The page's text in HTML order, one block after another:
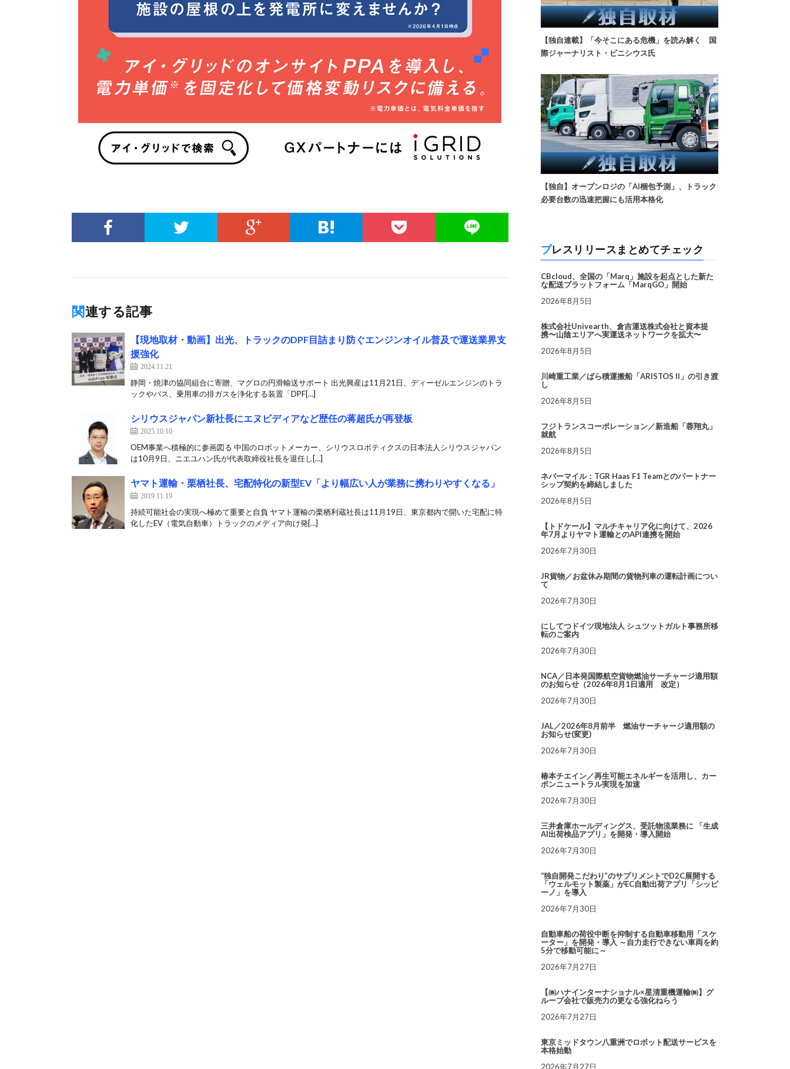
関連する記事
【現地取材・動画】出光、トラックのDPF目詰まり防ぐエンジンオイル普及で運送業界支
援強化
2024.11.21
静岡・焼津の協同組合に寄贈、マグロの円滑輸送サポート 出光興産は11月21日、ディーゼルエンジンのトラ
ックやバス、乗用車の排ガスを浄化する装置「DPF[…]
シリウスジャパン新社長にエヌビディアなど歴任の蒋超氏が再登板
2025.10.10
OEM事業へ積極的に参画図る 中国のロボットメーカー、シリウスロボティクスの日本法人シリウスジャパン
は10月9日、ニエユハン氏が代表取締役社長を退任し[…]
ヤマト運輸・栗栖社長、宅配特化の新型EV「より幅広い人が業務に携わりやすくなる」
2019.11.19
持続可能社会の実現へ極めて重要と自負 ヤマト運輸の栗栖利蔵社長は11月19日、東京都内で開いた宅配に特
化したEV（電気自動車）トラックのメディア向け発[…]
【独自連載】「今そこにある危機」を読み解く 国
際ジャーナリスト・ビニシウス氏
【独自】オープンロジの「AI梱包予測」、トラック
必要台数の迅速把握にも活用本格化
プレスリリースまとめてチェック
CBcloud、全国の「Marq」施設を起点とした新た
な配送プラットフォーム「MarqGO」開始
2026年8月5日
株式会社Univearth、倉吉運送株式会社と資本提
携〜山陰エリアへ実運送ネットワークを拡大〜
2026年8月5日
川崎重工業／ばら積運搬船「ARISTOS II」の引き渡
し
2026年8月5日
フジトランスコーポレーション／新造船「蓉翔丸」
就航
2026年8月5日
ネバーマイル：TGR Haas F1 Teamとのパートナー
シップ契約を締結しました
2026年8月5日
【トドケール】マルチキャリア化に向けて、2026
年7月よりヤマト運輸とのAPI連携を開始
2026年7月30日
JR貨物／お盆休み期間の貨物列車の運転計画につい
て
2026年7月30日
にしてつドイツ現地法人 シュツットガルト事務所移
転のご案内
2026年7月30日
NCA／日本発国際航空貨物燃油サーチャージ適用額
のお知らせ（2026年8月1日適用 改定）
2026年7月30日
JAL／2026年8月前半 燃油サーチャージ適用額の
お知らせ(変更)
2026年7月30日
椿本チエイン／再生可能エネルギーを活用し、カー
ボンニュートラル実現を加速
2026年7月30日
三井倉庫ホールディングス、受託物流業務に 「生成
AI出荷検品アプリ」を開発・導入開始
2026年7月30日
“独自開発こだわり”のサプリメントでD2C展開する
「ウェルモット製薬」がEC自動出荷アプリ「シッピ
ーノ」を導入
2026年7月30日
自動車船の荷役中断を抑制する自動車移動用「スケ
ーター」を開発・導入 ～自力走行できない車両を約
5分で移動可能に～
2026年7月27日
【㈱ハナインターナショナル×星清重機運輸㈱】グ
ループ会社で販売力の更なる強化ねらう
2026年7月27日
東京ミッドタウン八重洲でロボット配送サービスを
本格始動
2026年7月27日